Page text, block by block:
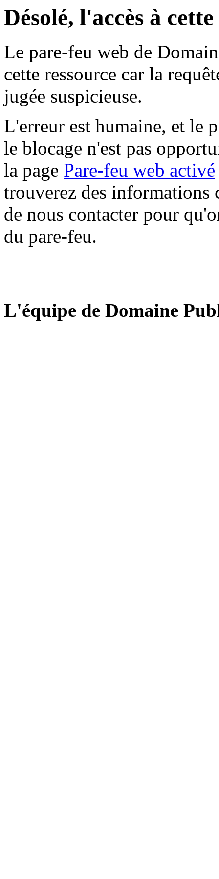
Désolé, l'accès à
Le pare-feu web de
cette ressource car la
jugée suspicieuse.
L'erreur est humaine, et le
le blocage n'est pas
la page Pare-feu web activé
trouverez des informations
de nous contacter pour
du pare-feu.
L'équipe de Domaine